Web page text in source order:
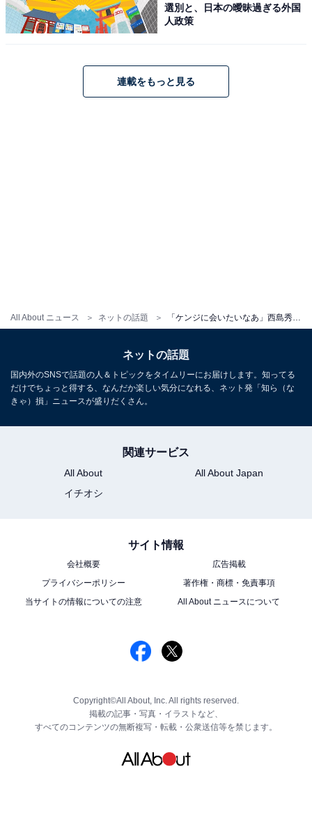
All About ニュース ネットの話題
選別と、日本の曖昧過ぎる外国
人政策
連載をもっと見る
ネットの話題
国内外のSNSで話題の人＆トピックをタイムリーにお届けします。知ってる
だけでちょっと得する、なんだか楽しい気分になれる、ネット発「知ら（な
きゃ）損」ニュースが盛りだくさん。
関連サービス
All About
All About Japan
イチオシ
サイト情報
会社概要
広告掲載
プライバシーポリシー
著作権・商標・免責事項
当サイトの情報についての注意
All About ニュースについて
Copyright©All About, Inc. All rights reserved.
掲載の記事・写真・イラストなど、
すべてのコンテンツの無断複写・転載・公衆送信等を禁じます。